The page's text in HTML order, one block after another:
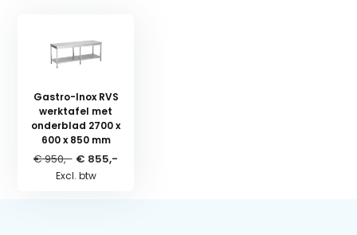
Gastro-Inox RVS
werktafel met
onderblad 2700 x
600 x 850 mm
€ 950,- € 855,-
Excl. btw